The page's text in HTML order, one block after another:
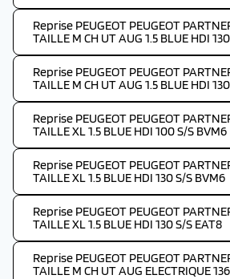
Reprise PEUGEOT PEUGEOT
TAILLE M CH UT AUG 1.5 BLUE HDI
Reprise PEUGEOT PEUGEOT
TAILLE M CH UT AUG 1.5 BLUE HDI
Reprise PEUGEOT PEUGEOT
TAILLE XL 1.5 BLUE HDI 100 S/S BVM6
Reprise PEUGEOT PEUGEOT
TAILLE XL 1.5 BLUE HDI 130 S/S BVM6
Reprise PEUGEOT PEUGEOT
TAILLE XL 1.5 BLUE HDI 130 S/S EAT8
Reprise PEUGEOT PEUGEOT
TAILLE M CH UT AUG ELECTRIQUE